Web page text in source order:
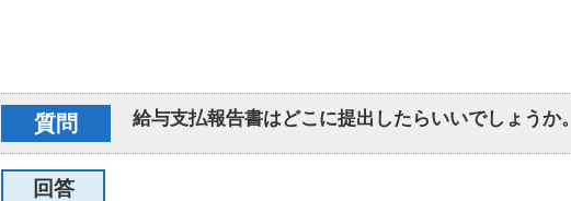
質問 給与支払報告書はどこに提出したらいいでしょうか。
回答